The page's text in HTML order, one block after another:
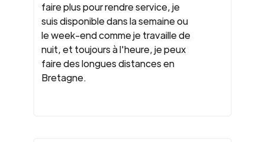
faire plus pour rendre service, je
suis disponible dans la semaine ou
le week-end comme je travaille de
nuit, et toujours à l'heure, je peux
faire des longues distances en
Bretagne.